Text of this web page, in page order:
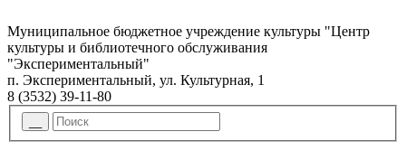
Муниципальное бюджетное учреждение культуры "Центр
культуры и библиотечного обслуживания
"Экспериментальный"
п. Экспериментальный, ул. Культурная, 1
8 (3532) 39-11-80